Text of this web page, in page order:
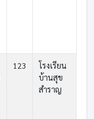
123
โรงเรียน
บ้านสุข
สำราญ